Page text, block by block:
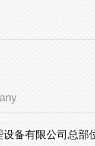
备有限公司总部